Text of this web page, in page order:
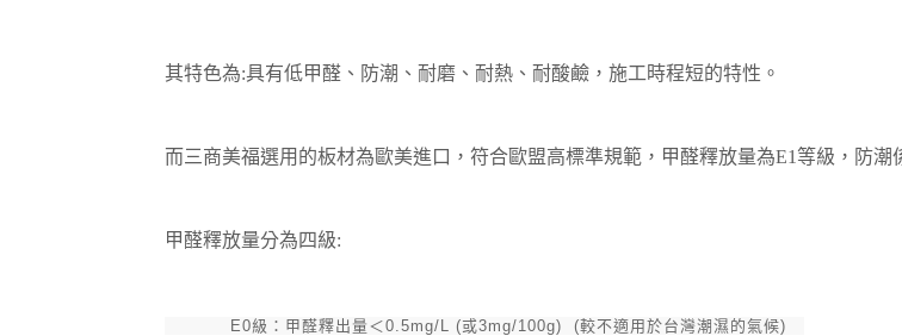
其特色為:具有低甲醛、防潮、耐磨、耐熱、耐酸鹼，施工時程短的特性。
而三商美福選用的板材為歐美進口，符合歐盟高標準規範， 甲醛釋放量為E1等級，防潮
甲醛釋放量分為四級:
E0級： 甲醛釋出量＜0.5mg/L (或3mg/100g) (較不適用於台灣潮濕的氣候)